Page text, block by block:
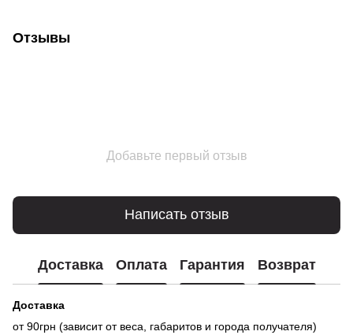
Отзывы
Добавьте первый отзыв
Написать отзыв
Доставка Оплата Гарантия Возврат
Доставка
от 90грн (зависит от веса, габаритов и города получателя)